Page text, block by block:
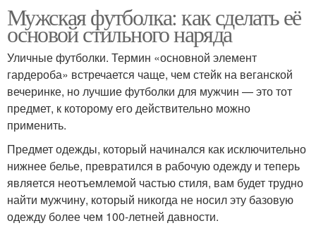
Мужская футболка: как сделать её
основой стильного наряда
Уличные футболки. Термин «основной элемент
гардероба» встречается чаще, чем стейк на веганской
вечеринке, но лучшие футболки для мужчин — это тот
предмет, к которому его действительно можно
применить.
Предмет одежды, который начинался как исключительно
нижнее белье, превратился в рабочую одежду и теперь
является неотъемлемой частью стиля, вам будет трудно
найти мужчину, который никогда не носил эту базовую
одежду более чем 100-летней давности.